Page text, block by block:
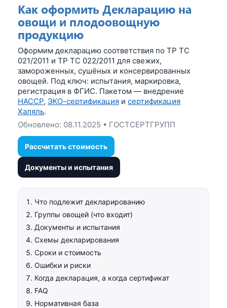
Как оформить Декларацию на
овощи и плодоовощную
продукцию
Оформим декларацию соответствия по ТР ТС
021/2011 и ТР ТС 022/2011 для свежих,
замороженных, сушёных и консервированных
овощей. Под ключ: испытания, маркировка,
регистрация в ФГИС. Пакетом — внедрение
HACCP, ЭКО-сертификация и сертификация
Халяль.
Обновлено: 08.11.2025 • ГОСТСЕРТГРУПП
Рассчитать стоимость
Документы и испытания
Что подлежит декларированию
Группы овощей (что входит)
Документы и испытания
Схемы декларирования
Сроки и стоимость
Ошибки и риски
Когда декларация, а когда сертификат
FAQ
Нормативная база